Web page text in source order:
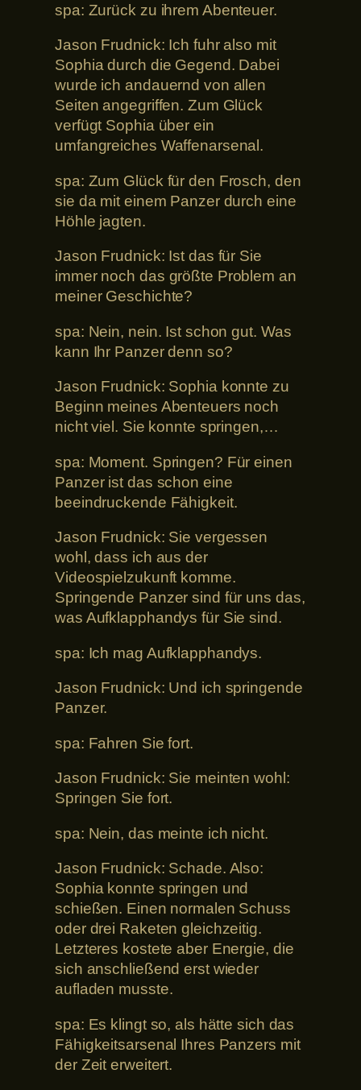
spa: Zurück zu ihrem Abenteuer.
Jason Frudnick: Ich fuhr also mit
Sophia durch die Gegend. Dabei
wurde ich andauernd von allen
Seiten angegriffen. Zum Glück
verfügt Sophia über ein
umfangreiches Waffenarsenal.
spa: Zum Glück für den Frosch, den
sie da mit einem Panzer durch eine
Höhle jagten.
Jason Frudnick: Ist das für Sie
immer noch das größte Problem an
meiner Geschichte?
spa: Nein, nein. Ist schon gut. Was
kann Ihr Panzer denn so?
Jason Frudnick: Sophia konnte zu
Beginn meines Abenteuers noch
nicht viel. Sie konnte springen,…
spa: Moment. Springen? Für einen
Panzer ist das schon eine
beeindruckende Fähigkeit.
Jason Frudnick: Sie vergessen
wohl, dass ich aus der
Videospielzukunft komme.
Springende Panzer sind für uns das,
was Aufklapphandys für Sie sind.
spa: Ich mag Aufklapphandys.
Jason Frudnick: Und ich springende
Panzer.
spa: Fahren Sie fort.
Jason Frudnick: Sie meinten wohl:
Springen Sie fort.
spa: Nein, das meinte ich nicht.
Jason Frudnick: Schade. Also:
Sophia konnte springen und
schießen. Einen normalen Schuss
oder drei Raketen gleichzeitig.
Letzteres kostete aber Energie, die
sich anschließend erst wieder
aufladen musste.
spa: Es klingt so, als hätte sich das
Fähigkeitsarsenal Ihres Panzers mit
der Zeit erweitert.